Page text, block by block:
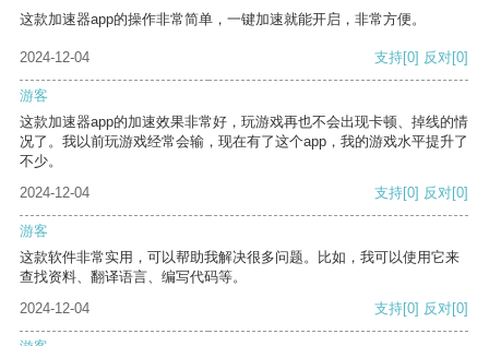
这款加速器app的操作非常简单，一键加速就能开启，非常方便。
2024-12-04 支持[0] 反对[0]
游客
这款加速器app的加速效果非常好，玩游戏再也不会出现卡顿、掉线的情
况了。我以前玩游戏经常会输，现在有了这个app，我的游戏水平提升了
不少。
2024-12-04
支持[0] 反对[0]
游客
这款软件非常实用，可以帮助我解决很多问题。比如，我可以使用它来
查找资料、翻译语言、编写代码等。
2024-12-04
支持[0] 反对[0]